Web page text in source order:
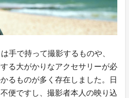
手で持って撮影するものや、
る大がかりなアクセサリーが必
るものが多く存在しました。日
便ですし、撮影者本人の映り込